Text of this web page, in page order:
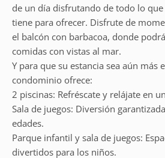
de un día disfrutando de todo lo
tiene para ofrecer. Disfrute de
el balcón con barbacoa, donde
comidas con vistas al mar.
Y para que su estancia sea aún más
condominio ofrece:
2 piscinas: Refréscate y relájate en
Sala de juegos: Diversión
edades.
Parque infantil y sala de juegos:
divertidos para los niños.